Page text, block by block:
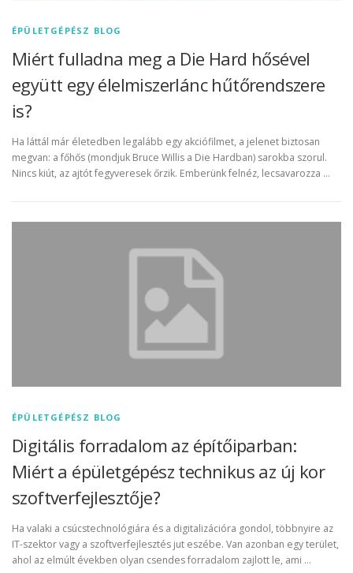
ÉPÜLETGÉPÉSZ BLOG
Miért fulladna meg a Die Hard hősével
együtt egy élelmiszerlánc hűtőrendszere
is?
Ha láttál már életedben legalább egy akciófilmet, a jelenet biztosan
megvan: a főhős (mondjuk Bruce Willis a Die Hardban) sarokba szorul.
Nincs kiút, az ajtót fegyveresek őrzik. Emberünk felnéz, lecsavarozza …
ÉPÜLETGÉPÉSZ BLOG
Digitális forradalom az építőiparban:
Miért a épületgépész technikus az új kor
szoftverfejlesztője?
Ha valaki a csúcstechnológiára és a digitalizációra gondol, többnyire az
IT-szektor vagy a szoftverfejlesztés jut eszébe. Van azonban egy terület,
ahol az elmúlt években olyan csendes forradalom zajlott le, ami …